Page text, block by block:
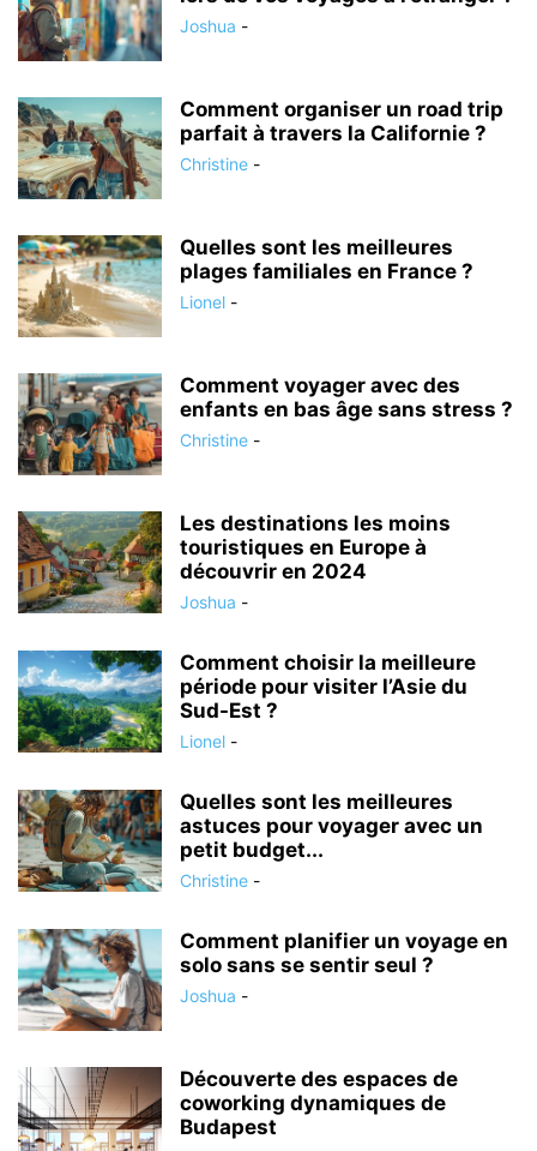
Joshua -
Comment organiser un road trip
parfait à travers la Californie ?
Christine -
Quelles sont les meilleures
plages familiales en France ?
Lionel -
Comment voyager avec des
enfants en bas âge sans stress ?
Christine -
Les destinations les moins
touristiques en Europe à
découvrir en 2024
Joshua -
Comment choisir la meilleure
période pour visiter l’Asie du
Sud-Est ?
Lionel -
Quelles sont les meilleures
astuces pour voyager avec un
petit budget...
Christine -
Comment planifier un voyage en
solo sans se sentir seul ?
Joshua -
Découverte des espaces de
coworking dynamiques de
Budapest